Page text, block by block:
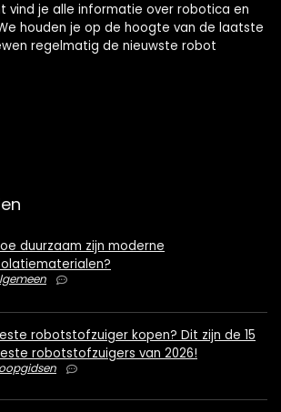
vind je alle informatie over robotica en
houden je op de hoogte van de laatste
regelmatig de nieuwste robot
duurzaam zijn moderne
robotstofzuiger kopen? Dit zijn de 15
robotstofzuigers van 2026!